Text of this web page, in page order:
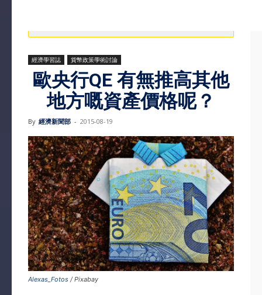
經濟學習誌 貨幣政策學術討論
歐央行QE 有無推高其他
地方嘅資產價格呢？
By 經濟新聞部 - 2015-08-19
Alexas_Fotos / Pixabay